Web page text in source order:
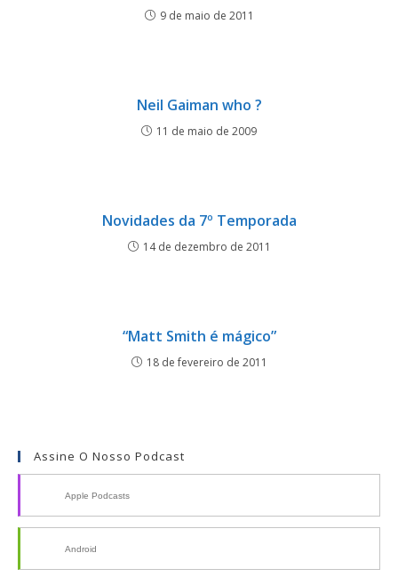
9 de maio de 2011
Neil Gaiman who ?
11 de maio de 2009
Novidades da 7º Temporada
14 de dezembro de 2011
“Matt Smith é mágico”
18 de fevereiro de 2011
Assine O Nosso Podcast
Apple Podcasts
Android